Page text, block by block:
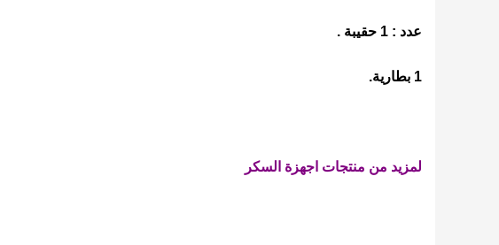
عدد : 1 حقيبة .
1 بطارية.
لمزيد من منتجات اجهزة السكر